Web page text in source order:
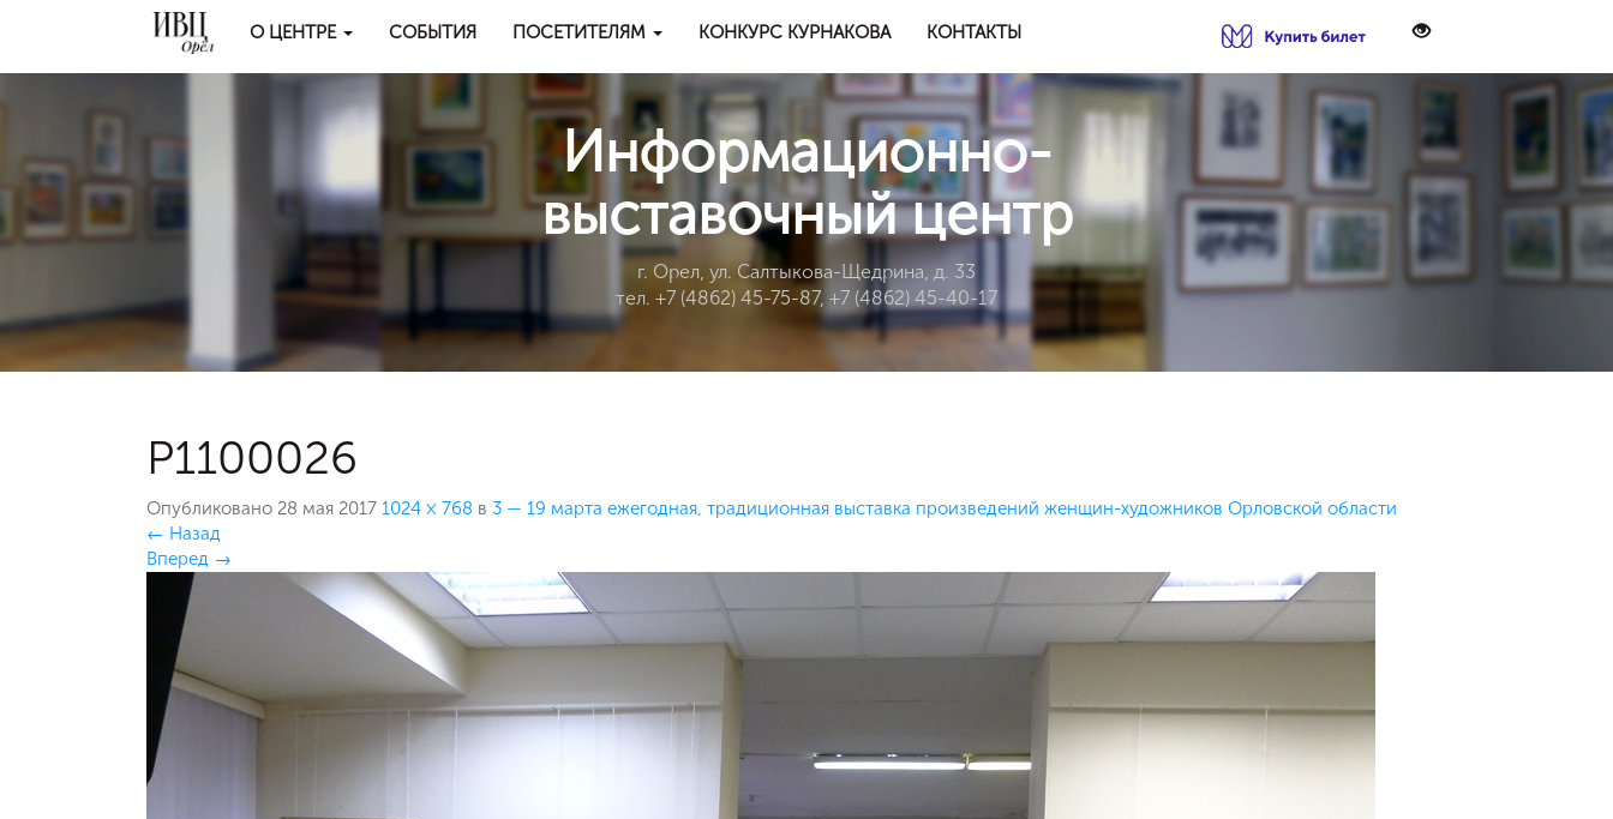
О ЦЕНТРЕ СОБЫТИЯ ПОСЕТИТЕЛЯМ КОНКУРС КУРНАКОВА КОНТАКТЫ
Информационно-
выставочный центр
г. Орел, ул. Салтыкова-Щедрина, д. 33
тел. +7 (4862) 45-75-87, +7 (4862) 45-40-17
P1100026
Опубликовано 28 мая 2017 1024 × 768 в 3 — 19 марта ежегодная, традиционная выставка произведений женщин-художников Орловской области
← Назад
Вперед →